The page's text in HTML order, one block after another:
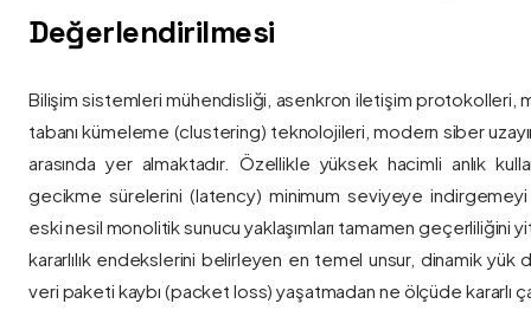
Değerlendirilmesi
Bilişim sistemleri mühendisliği, asenkron iletişim protokolleri,
tabanı kümeleme (clustering) teknolojileri, modern siber
arasında yer almaktadır. Özellikle yüksek hacimli anlık
gecikme sürelerini (latency) minimum seviyeye
eski nesil monolitik sunucu yaklaşımları tamamen geçerliliğini
kararlılık endekslerini belirleyen en temel unsur, dinamik yük
veri paketi kaybı (packet loss) yaşatmadan ne ölçüde kararlı